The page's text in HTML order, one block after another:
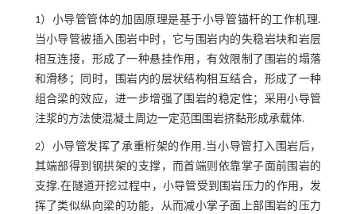
1）小导管管体的加固原理是基于小导管锚杆的工作机理.
当小导管被插入围岩中时，它与围岩内的失稳岩块和岩层
相互连接，形成了一种悬挂作用，有效限制了围岩的塌落
和滑移；同时，围岩内的层状结构相互结合，形成了一种
组合梁的效应，进一步增强了围岩的稳定性；采用小导管
注浆的方法使混凝土周边一定范围围岩挤黏形成承载体.
2）小导管发挥了承重桁架的作用.当小导管打入围岩后，
其端部得到钢拱架的支撑，而首端则依靠掌子面前围岩的
支撑.在隧道开挖过程中，小导管受到围岩压力的作用，发
挥了类似纵向梁的功能，从而减小掌子面上部围岩的压力